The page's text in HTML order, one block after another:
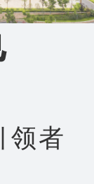
领者